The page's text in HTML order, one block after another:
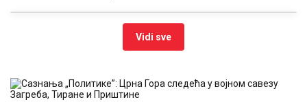
Vidi sve